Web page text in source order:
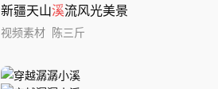
新疆天山溪流风光美景
视频素材 陈三斤